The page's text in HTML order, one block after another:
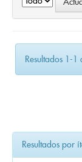
Resultados 1-1
Resultados por